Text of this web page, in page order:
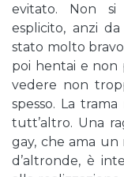
evitato. Non
esplicito, anzi
stato molto
poi hentai e
vedere non
spesso. La
tutt’altro. Una
gay, che ama un
d’altronde, è